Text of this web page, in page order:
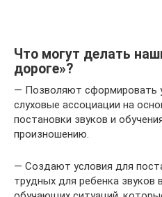
Что могут делать
дороге»?
— Позволяют сформировать
слуховые ассоциации на
постановки звуков и
произношению.
— Создают условия для
трудных для ребенка звуков